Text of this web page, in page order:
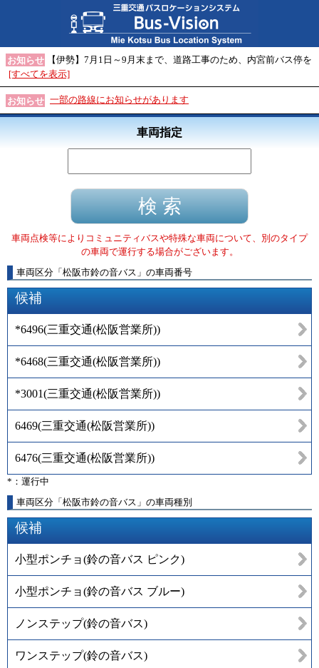
お知らせ
【伊勢】7月1日～9月末まで、道路工事のため、内宮前バス停を
[すべてを表示]
お知らせ 一部の路線にお知らせがあります
車両指定
車両点検等によりコミュニティバスや特殊な車両について、別のタイプ
の車両で運行する場合がございます。
車両区分 「 松阪市鈴の音バス 」 の車両番号
候補
*6496(三重交通(松阪営業所))
*6468(三重交通(松阪営業所))
*3001(三重交通(松阪営業所))
6469(三重交通(松阪営業所))
6476(三重交通(松阪営業所))
*：運行中
車両区分「松阪市鈴の音バス」の車両種別
候補
小型ポンチョ(鈴の音バス ピンク)
小型ポンチョ(鈴の音バス ブルー)
ノンステップ(鈴の音バス)
ワンステップ(鈴の音バス)